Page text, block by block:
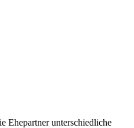
Ehepartner unterschiedliche